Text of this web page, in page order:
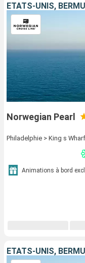
ÉTATS-UNIS,
Norwegian Pearl
Philadelphie > King s
Animations à bord
ÉTATS-UNIS,